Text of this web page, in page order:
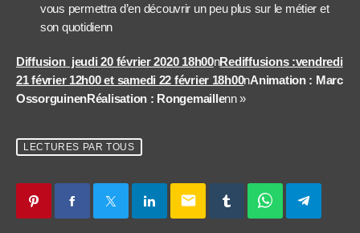
vous permettra d’en découvrir un peu plus sur le métier et
son quotidienn
Diffusion jeudi 20 février 2020 18h00nRediffusions :vendredi
21 février 12h00 et samedi 22 février 18h00nAnimation : Marc
OssorguinenRéalisation : Rongemaillenn »
LECTURES PAR TOUS
email